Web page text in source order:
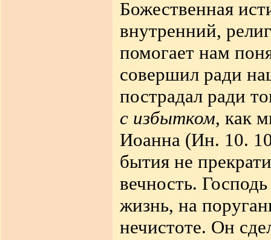
Божественная
внутренний,
помогает нам
совершил ради
пострадал ради
с избытком, как
Иоанна (Ин. 10.
бытия не
вечность.
жизнь, на
нечистоте. Он